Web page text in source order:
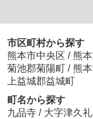
市区町村から探す
熊本市中央区 / 熊
菊池郡菊陽町 / 熊
上益城郡益城町
町名から探す
九品寺 / 大字津久礼